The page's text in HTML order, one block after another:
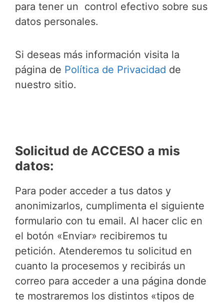
para tener un control efectivo sobre sus
datos personales.
Si deseas más información visita la
página de Política de Privacidad de
nuestro sitio.
Solicitud de ACCESO a mis
datos:
Para poder acceder a tus datos y
anonimizarlos, cumplimenta el siguiente
formulario con tu email. Al hacer clic en
el botón «Enviar» recibiremos tu
petición. Atenderemos tu solicitud en
cuanto la procesemos y recibirás un
correo para acceder a una página donde
te mostraremos los distintos «tipos de